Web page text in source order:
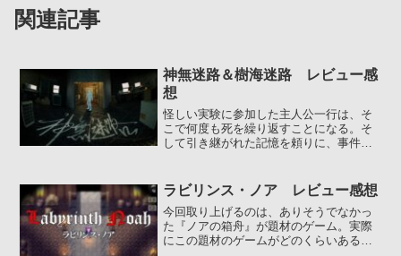
関連記事
神無迷路＆樹海迷路 レビュー感
想
怪しい実験に参加した主人公一行は、そ
こで何度も死を繰り返すことになる。そ
して引き継がれた記憶を頼りに、事件解
ラビリンス・ノア レビュー感想
今回取り上げるのは、ありそうでなかっ
た『ノアの箱舟』が題材のゲーム。実際
にこの題材のゲームがどのくらいあるか